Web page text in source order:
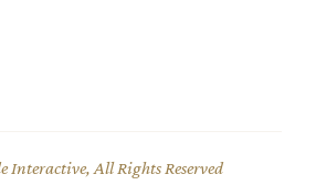
Interactive, All Rights Reserved